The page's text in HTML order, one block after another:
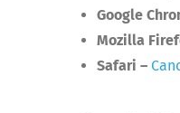
Google
Mozilla
Safari –